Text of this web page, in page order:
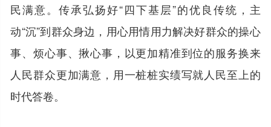
民满意。传承弘扬好“四下基层”的优良传统，主
动“沉”到群众身边，用心用情用力解决好群众的操心
事、烦心事、揪心事，以更加精准到位的服务换来
人民群众更加满意，用一桩桩实绩写就人民至上的
时代答卷。